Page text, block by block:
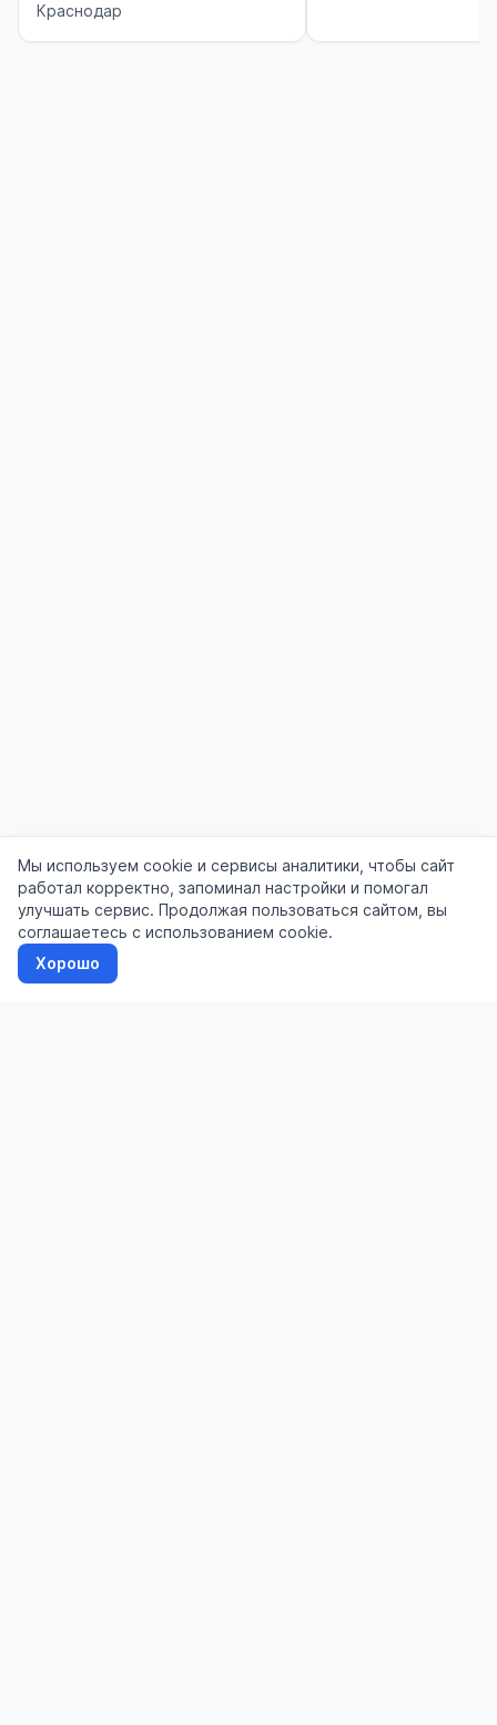
Краснодар
Мы используем cookie и сервисы аналитики, чтобы сайт
работал корректно, запоминал настройки и помогал
улучшать сервис. Продолжая пользоваться сайтом, вы
соглашаетесь с использованием cookie.
Хорошо